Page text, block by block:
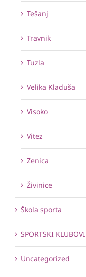
Tešanj
Travnik
Tuzla
Velika Kladuša
Visoko
Vitez
Zenica
Živinice
Škola sporta
SPORTSKI KLUBOVI
Uncategorized